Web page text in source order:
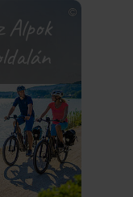
Alpok